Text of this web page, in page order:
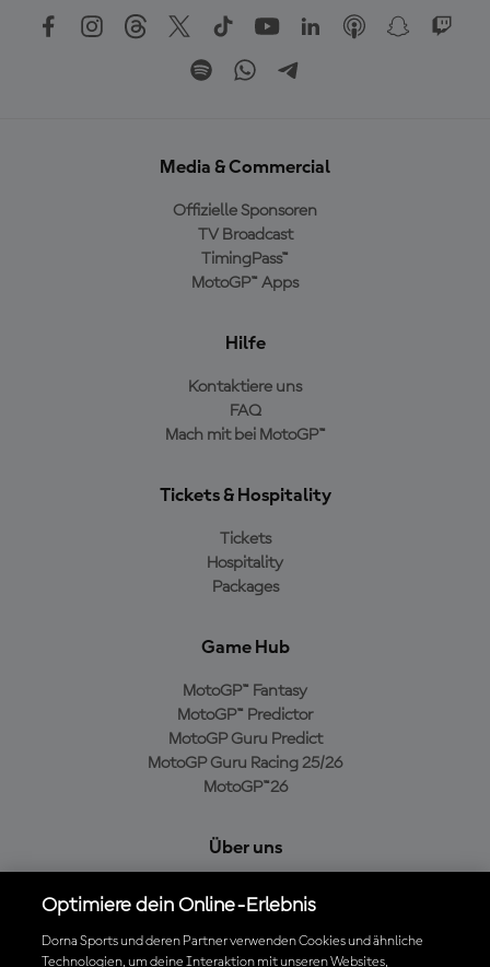
Media & Commercial
Offizielle Sponsoren
TV Broadcast
TimingPass™
MotoGP™ Apps
Hilfe
Kontaktiere uns
FAQ
Mach mit bei MotoGP™
Tickets & Hospitality
Tickets
Hospitality
Packages
Game Hub
MotoGP™ Fantasy
MotoGP™ Predictor
MotoGP Guru Predict
MotoGP Guru Racing 25/26
MotoGP™26
Über uns
Cookie-Richtlinien
Geschäftsbedingungen
Optimiere dein Online-Erlebnis
Dorna Sports und deren Partner verwenden Cookies und ähnliche
Technologien, um deine Interaktion mit unseren Websites,